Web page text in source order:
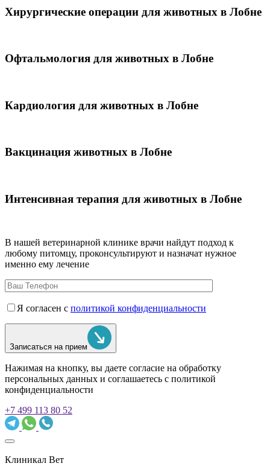
Хирургические операции для животных в Лобне
Офтальмология для животных в Лобне
Кардиология для животных в Лобне
Вакцинация животных в Лобне
Интенсивная терапия для животных в Лобне
В нашей ветеринарной клинике врачи найдут подход к
любому питомцу, проконсультируют и назначат нужное
именно ему лечение
Я согласен с политикой конфиденциальности
Записаться на прием
Нажимая на кнопку, вы даете согласие на обработку
персональных данных и соглашаетесь c политикой
конфиденциальности
+7 499 113 80 52
Клиникал Вет